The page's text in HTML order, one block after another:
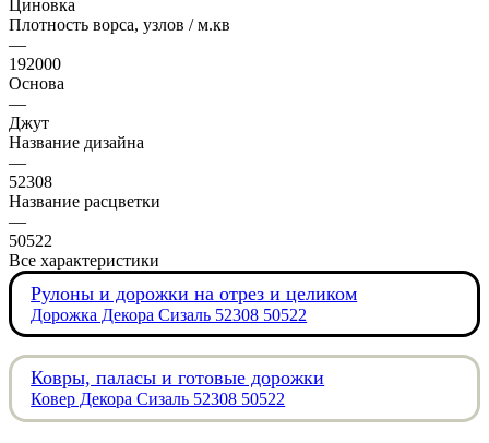
Циновка
Плотность ворса, узлов / м.кв
—
192000
Основа
—
Джут
Название дизайна
—
52308
Название расцветки
—
50522
Все характеристики
Рулоны и дорожки на отрез и целиком
Дорожка Декора Сизаль 52308 50522
Ковры, паласы и готовые дорожки
Ковер Декора Сизаль 52308 50522